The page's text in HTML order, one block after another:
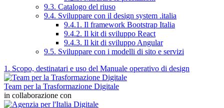
9.3. Catalogo del riuso
9.4. Sviluppare con il design system .italia
9.4.1. Il framework Bootstrap Italia
9.4.2. Il kit di sviluppo React
9.4.3. Il kit di sviluppo Angular
9.5. Sviluppare con i modelli di sito e servizi
1. Scopo, destinatari e uso del Manuale operativo di design
Team per la Trasformazione Digitale
in collaborazione con